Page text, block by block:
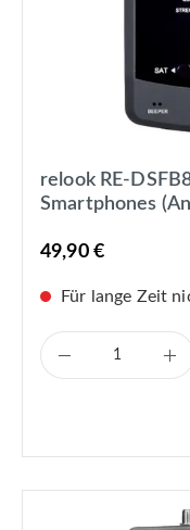
relook RE-
Smartphones
49,90 €
Für lange Zeit